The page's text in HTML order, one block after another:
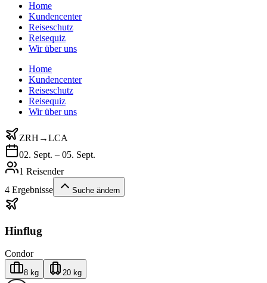
Home
Kundencenter
Reiseschutz
Reisequiz
Wir über uns
Home
Kundencenter
Reiseschutz
Reisequiz
Wir über uns
ZRH →LCA
02. Sept. – 05. Sept.
1 Reisender
4 Ergebnisse Suche ändern
Hinflug
Condor
8 kg 20 kg